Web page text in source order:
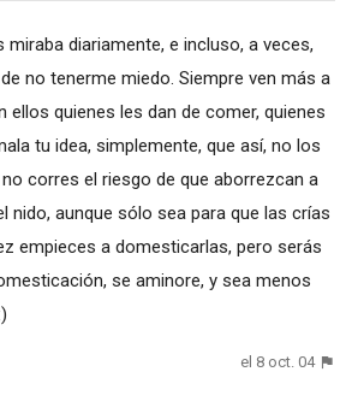
diariamente, e incluso, a veces,
no tenerme miedo. Siempre ven más a
quienes les dan de comer, quienes
tu idea, simplemente, que así, no los
corres el riesgo de que aborrezcan a
nido, aunque sólo sea para que las crías
empieces a domesticarlas, pero serás
se aminore, y sea menos
el 8 oct. 04